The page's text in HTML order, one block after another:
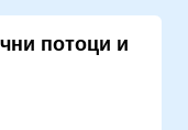
потоци и